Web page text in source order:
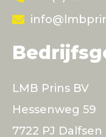
LMB Prins BV
Hessenweg 59
7722 PJ Dalfsen